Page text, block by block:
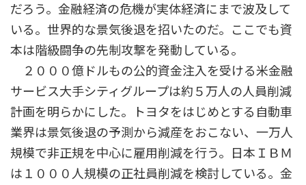
だろう。金融経済の危機が実体経済にまで波及して
いる。世界的な景気後退を招いたのだ。ここでも資
本は階級闘争の先制攻撃を発動している。
２０００億ドルもの公的資金注入を受ける米金融
サービス大手シティグループは約５万人の人員削減
計画を明らかにした。トヨタをはじめとする自動車
業界は景気後退の予測から減産をおこない、一万人
規模で非正規を中心に雇用削減を行う。日本ＩＢＭ
は１０００人規模の正社員削減を検討している。金